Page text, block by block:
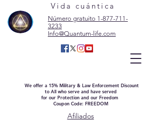
Vida cuántica
Número gratuito 1-877-711-
3233
Info@Quantum-life.com
We offer a 15% Military & Law Enforcement Discount
to All who serve and have served
for our Protection and our Freedom
Coupon Code: FREEDOM
Afiliados